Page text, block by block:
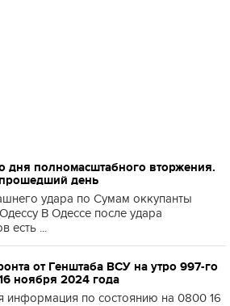
дня полномасштабного вторжения.
день
удара по Сумам оккупанты
В Одессе после удара
есть ...
от Генштаба ВСУ на утро 997-го
ноября 2024 года
информация по состоянию на 0800 16